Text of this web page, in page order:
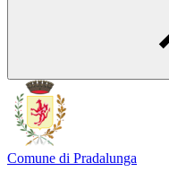
Comune di Pradalunga